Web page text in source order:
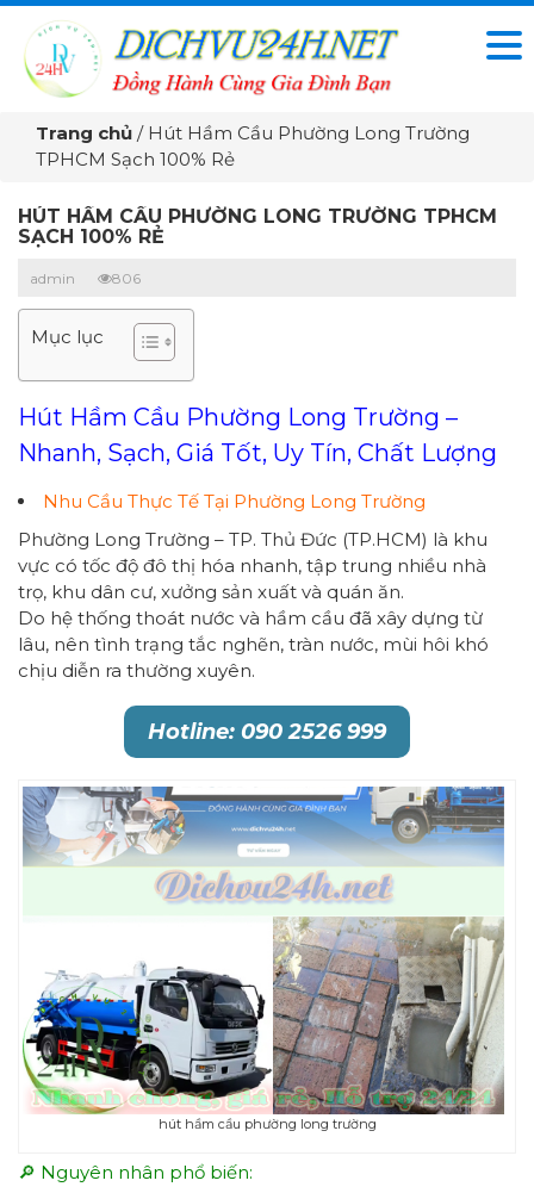
Trang chủ / Hút Hầm Cầu Phường Long Trường
TPHCM Sạch 100% Rẻ
HÚT HẦM CẦU PHƯỜNG LONG TRƯỜNG TPHCM
SẠCH 100% RẺ
admin 806
Mục lục
Hút Hầm Cầu Phường Long Trường –
Nhanh, Sạch, Giá Tốt, Uy Tín, Chất Lượng
Nhu Cầu Thực Tế Tại Phường Long Trường
Phường Long Trường – TP. Thủ Đức (TP.HCM) là khu
vực có tốc độ đô thị hóa nhanh, tập trung nhiều nhà
trọ, khu dân cư, xưởng sản xuất và quán ăn.
Do hệ thống thoát nước và hầm cầu đã xây dựng từ
lâu, nên tình trạng tắc nghẽn, tràn nước, mùi hôi khó
chịu diễn ra thường xuyên.
Hotline: 090 2526 999
hút hầm cầu phường long trường
🔎 Nguyên nhân phổ biến: